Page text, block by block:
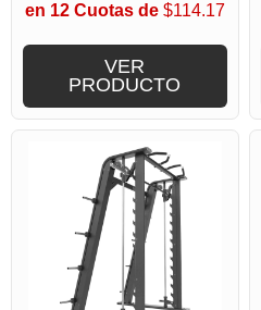
en 12 Cuotas de$114.17
VER
PRODUCTO